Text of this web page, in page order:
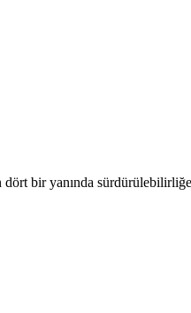
bir yanında